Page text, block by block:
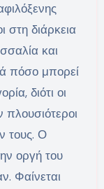
στη διάρκεια
και
πόσο μπορεί
διότι οι
πλουσιότεροι
τους. Ο
οργή του
Φαίνεται